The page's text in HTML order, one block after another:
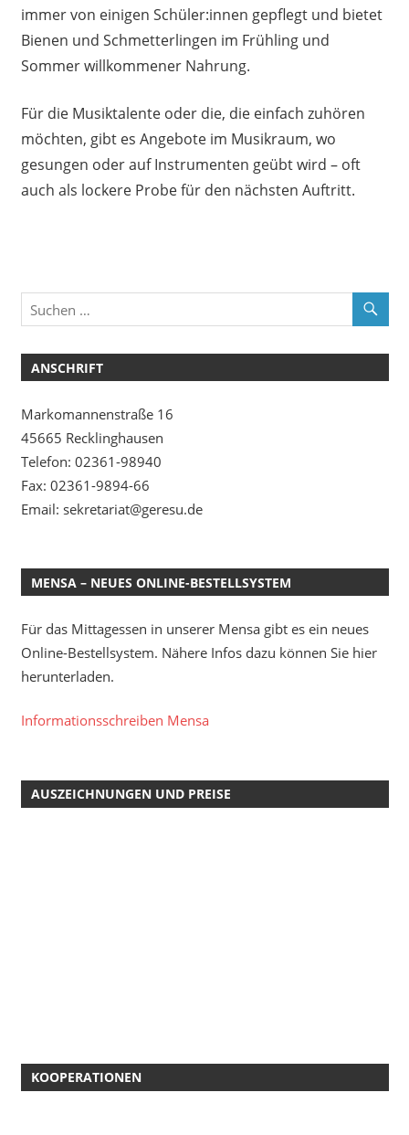
immer von einigen Schüler:innen gepflegt und bietet
Bienen und Schmetterlingen im Frühling und
Sommer willkommener Nahrung.
Für die Musiktalente oder die, die einfach zuhören
möchten, gibt es Angebote im Musikraum, wo
gesungen oder auf Instrumenten geübt wird – oft
auch als lockere Probe für den nächsten Auftritt.
ANSCHRIFT
Markomannenstraße 16
45665 Recklinghausen
Telefon: 02361-98940
Fax: 02361-9894-66
Email: sekretariat@geresu.de
MENSA – NEUES ONLINE-BESTELLSYSTEM
Für das Mittagessen in unserer Mensa gibt es ein neues
Online-Bestellsystem. Nähere Infos dazu können Sie hier
herunterladen.
Informationsschreiben Mensa
AUSZEICHNUNGEN UND PREISE
KOOPERATIONEN